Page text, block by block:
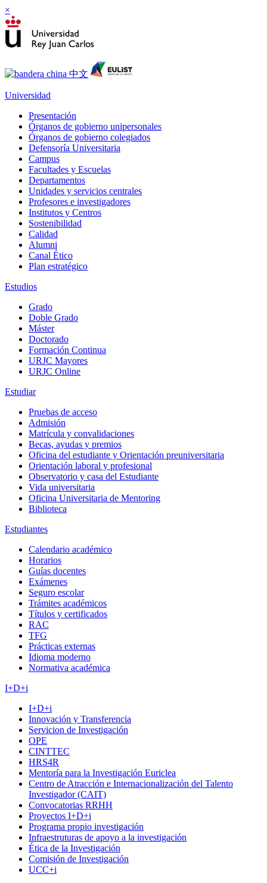
×
Universidad
Presentación
Órganos de gobierno unipersonales
Órganos de gobierno colegiados
Defensoría Universitaria
Campus
Facultades y Escuelas
Departamentos
Unidades y servicios centrales
Profesores e investigadores
Institutos y Centros
Sostenibilidad
Calidad
Alumni
Canal Ético
Plan estratégico
Estudios
Grado
Doble Grado
Máster
Doctorado
Formación Continua
URJC Mayores
URJC Online
Estudiar
Pruebas de acceso
Admisión
Matrícula y convalidaciones
Becas, ayudas y premios
Oficina del estudiante y Orientación preuniversitaria
Orientación laboral y profesional
Observatorio y casa del Estudiante
Vida universitaria
Oficina Universitaria de Mentoring
Biblioteca
Estudiantes
Calendario académico
Horarios
Guías docentes
Exámenes
Seguro escolar
Trámites académicos
Títulos y certificados
RAC
TFG
Prácticas externas
Idioma moderno
Normativa académica
I+D+i
I+D+i
Innovación y Transferencia
Servicion de Investigación
OPE
CINTTEC
HRS4R
Mentoría para la Investigación Euriclea
Centro de Atracción e Internacionalización del Talento
Investigador (CAIT)
Convocatorias RRHH
Proyectos I+D+i
Programa propio investigación
Infraestruturas de apoyo a la investigación
Ética de la Investigación
Comisión de Investigación
UCC+i